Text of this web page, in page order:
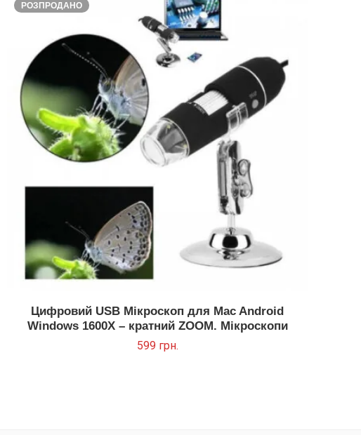
РОЗПРОДАНО
Цифровий USB Мікроскоп для Mac Android
Windows 1600X – кратний ZOOM. Мікроскопи
599 грн.